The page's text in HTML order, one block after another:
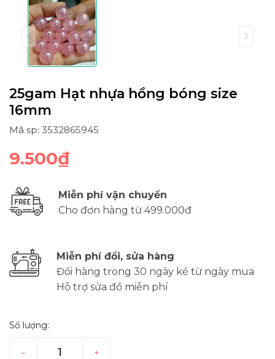
25gam Hạt nhựa hồng bóng size
16mm
Mã sp: 3532865945
9.500₫
Miễn phí vận chuyển
Cho đơn hàng từ 499.000đ
Miễn phí đổi, sửa hàng
Đổi hàng trong 30 ngày kể từ ngày mua
Hỗ trợ sửa đồ miễn phí
Số lượng:
– +